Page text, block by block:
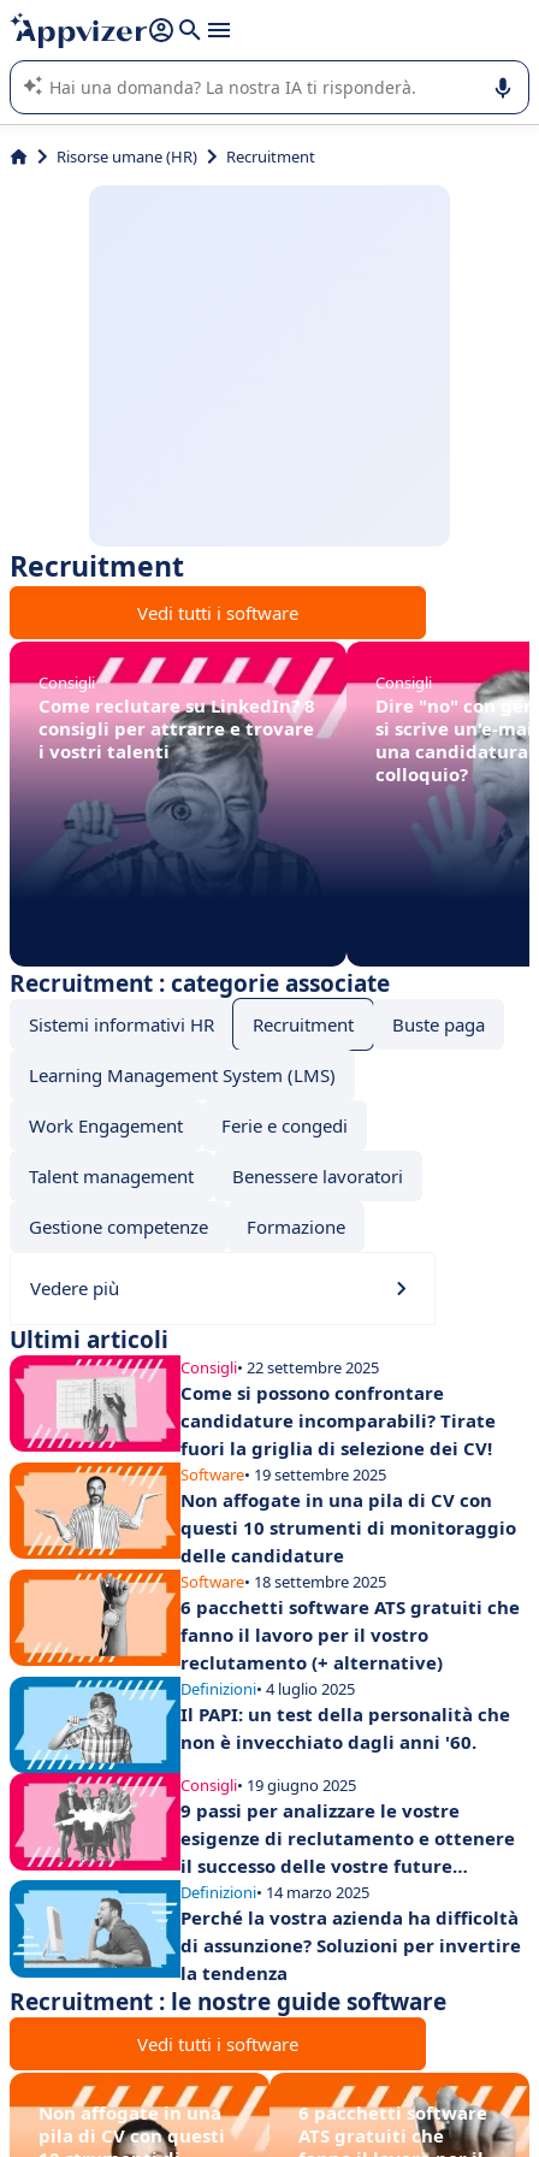
righe con
shift + enter
L'IA di Appvizer vi guida nell'utilizzo o nella scelta di un
software SaaS per la vostra azienda.
Risorse umane (HR) Recruitment
Recruitment
Vedi tutti i software
Consigli
Come reclutare su LinkedIn? 8
consigli per attrarre e trovare
i vostri talenti
Consigli
Dire "no" con
si scrive un'e-
una candidatura
colloquio?
Recruitment : categorie associate
Sistemi informativi HR Recruitment Buste paga
Learning Management System (LMS)
Work Engagement Ferie e congedi
Talent management Benessere lavoratori
Gestione competenze Formazione
Vedere più
Ultimi articoli
Consigli• 22 settembre 2025
Come si possono confrontare
candidature incomparabili? Tirate
fuori la griglia di selezione dei CV!
Software• 19 settembre 2025
Non affogate in una pila di CV con
questi 10 strumenti di monitoraggio
delle candidature
Software• 18 settembre 2025
6 pacchetti software ATS gratuiti che
fanno il lavoro per il vostro
reclutamento (+ alternative)
Definizioni• 4 luglio 2025
Il PAPI: un test della personalità che
non è invecchiato dagli anni '60.
Consigli• 19 giugno 2025
9 passi per analizzare le vostre
esigenze di reclutamento e ottenere
il successo delle vostre future
assunzioni!
Definizioni• 14 marzo 2025
Perché la vostra azienda ha difficoltà
di assunzione? Soluzioni per invertire
la tendenza
Recruitment : le nostre guide software
Vedi tutti i software
Non affogate in una
pila di CV con questi
6 pacchetti software
ATS gratuiti che